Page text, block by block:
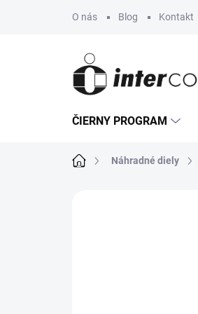
O nás Blog Kontakt
ČIERNY PROGRAM
DomovNáhradné diely